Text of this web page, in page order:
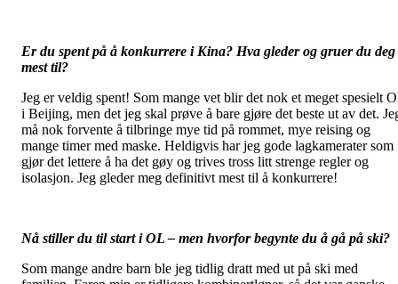
Er du spent på å konkurrere i Kina? Hva gleder og gruer du deg
mest til?
Jeg er veldig spent! Som mange vet blir det nok et meget spesielt
i Beijing, men det jeg skal prøve å bare gjøre det beste ut av det.
må nok forvente å tilbringe mye tid på rommet, mye reising og
mange timer med maske. Heldigvis har jeg gode lagkamerater som
gjør det lettere å ha det gøy og trives tross litt strenge regler og
isolasjon. Jeg gleder meg definitivt mest til å konkurrere!
Nå stiller du til start i OL – men hvorfor begynte du å gå på ski?
Som mange andre barn ble jeg tidlig dratt med ut på ski med